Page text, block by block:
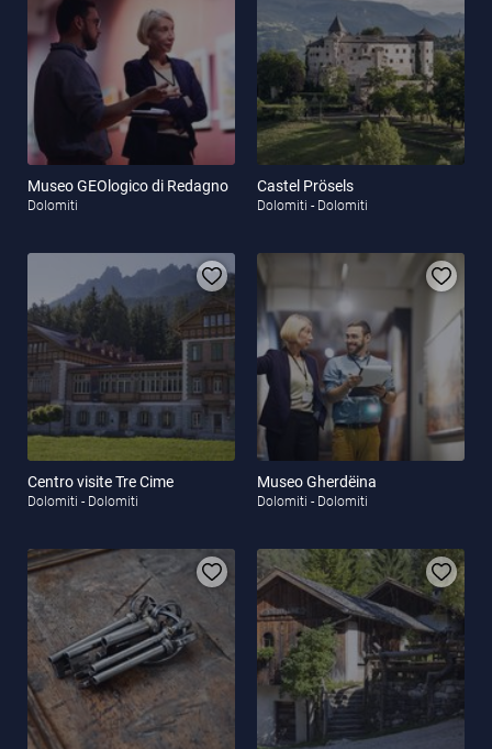
Museo GEOlogico di Redagno
Dolomiti
Castel Prösels
Dolomiti - Dolomiti
Centro visite Tre Cime
Dolomiti - Dolomiti
Museo Gherdëina
Dolomiti - Dolomiti